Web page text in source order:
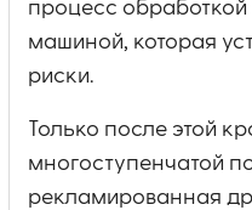
процесс обработкой
машиной, которая
риски.
Только после этой
многоступенчатой
рекламированная